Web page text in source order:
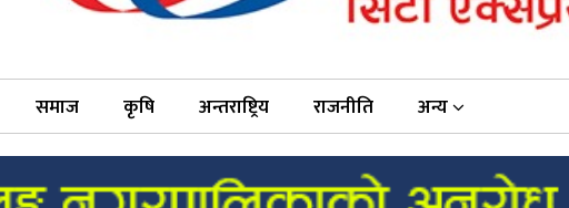
समाज कृषि अन्तराष्ट्रिय राजनीति अन्य